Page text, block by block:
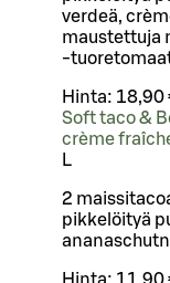
verdeä,
maustettuja
-
Hinta: 18,90
Soft taco &
crème
L
2
pikkelöityä